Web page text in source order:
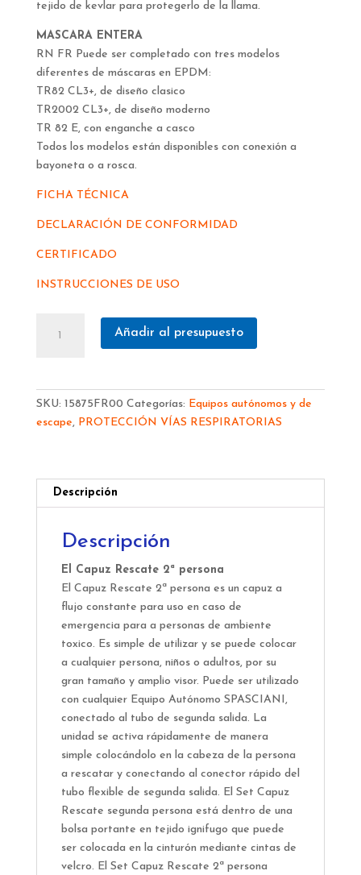
tejido de kevlar para protegerlo de la llama.
MASCARA ENTERA
RN FR Puede ser completado con tres modelos
diferentes de máscaras en EPDM:
TR82 CL3+, de diseño clasico
TR2002 CL3+, de diseño moderno
TR 82 E, con enganche a casco
Todos los modelos están disponibles con conexión a
bayoneta o a rosca.
FICHA TÉCNICA
DECLARACIÓN DE CONFORMIDAD
CERTIFICADO
INSTRUCCIONES DE USO
AUTÓNOMO
SPASCIANI
Añadir al presupuesto
SKU: 15875FR00 Categorías: Equipos autónomos y de
escape, PROTECCIÓN VÍAS RESPIRATORIAS
Descripción
Descripción
El Capuz Rescate 2ª persona
El Capuz Rescate 2ª persona es un capuz a
flujo constante para uso en caso de
emergencia para a personas de ambiente
toxico. Es simple de utilizar y se puede colocar
a cualquier persona, niños o adultos, por su
gran tamaño y amplio visor. Puede ser utilizado
con cualquier Equipo Autónomo SPASCIANI,
conectado al tubo de segunda salida. La
unidad se activa rápidamente de manera
simple colocándolo en la cabeza de la persona
a rescatar y conectando al conector rápido del
tubo flexible de segunda salida. El Set Capuz
Rescate segunda persona está dentro de una
bolsa portante en tejido ignifugo que puede
ser colocada en la cinturón mediante cintas de
velcro. El Set Capuz Rescate 2ª persona